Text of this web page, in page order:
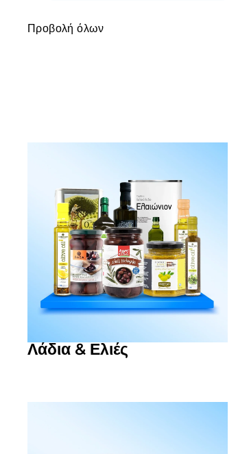
Προβολή όλων
Λάδια & Ελιές